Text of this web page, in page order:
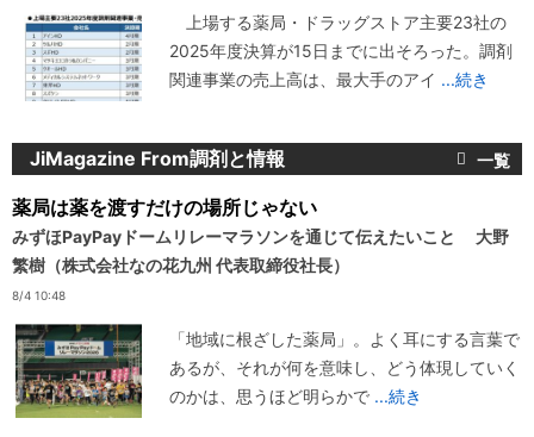
上場する薬局・ドラッグストア主要23社の
2025年度決算が15日までに出そろった。調剤
関連事業の売上高は、最大手のアイ ...続き
JiMagazine From調剤と情報
薬局は薬を渡すだけの場所じゃない
みずほPayPayドームリレーマラソンを通じて伝えたいこと 大野
繁樹（株式会社なの花九州 代表取締役社長）
8/4 10:48
「地域に根ざした薬局」。よく耳にする言葉で
あるが、それが何を意味し、どう体現していく
のかは、思うほど明らかで ...続き